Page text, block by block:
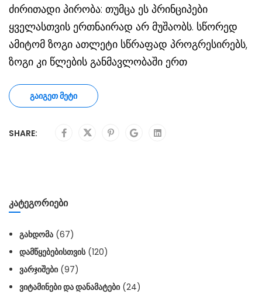
ძირითადი პირობა: თუმცა ეს პრინციპები
ყველასთვის ერთნაირად არ მუშაობს. სწორედ
ამიტომ ზოგი ათლეტი სწრაფად პროგრესირებს,
ზოგი კი წლების განმავლობაში ერთ
ᲒᲐᲘᲒᲔᲗ ᲛᲔᲢᲘ
SHARE:
ᲙᲐᲢᲔᲒᲝᲠᲘᲔᲑᲘ
ᲒᲐᲮᲓᲝᲛᲐ (67)
ᲓᲐᲛᲬᲧᲔᲑᲔᲑᲘᲡᲗᲕᲘᲡ(120)
ᲕᲐᲠᲯᲘᲨᲔᲑᲘ (97)
ᲕᲘᲢᲐᲛᲘᲜᲔᲑᲘ ᲓᲐ ᲓᲐᲜᲐᲛᲐᲢᲔᲑᲘ (24)